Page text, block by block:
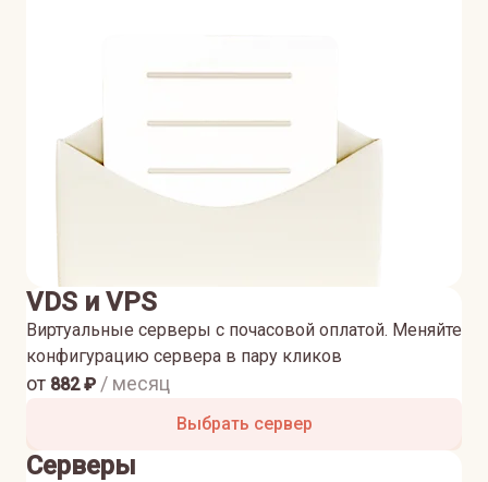
VDS и VPS
Виртуальные серверы с почасовой оплатой. Меняйте
конфигурацию сервера в пару кликов
от 882₽ / месяц
Выбрать сервер
Серверы